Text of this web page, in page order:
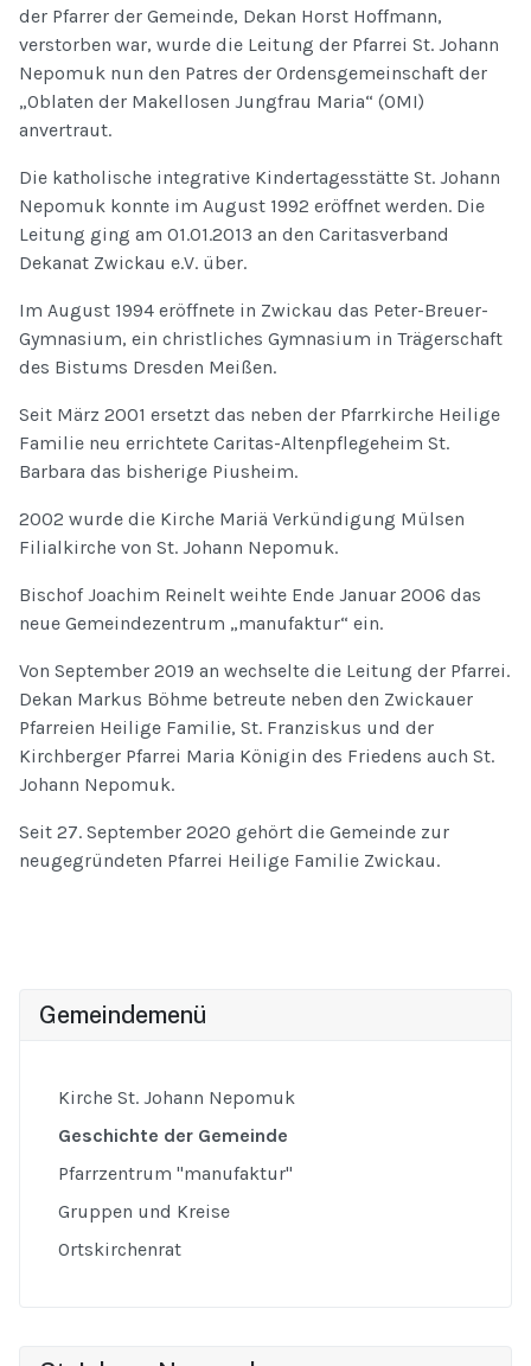
der Pfarrer der Gemeinde, Dekan Horst Hoffmann,
verstorben war, wurde die Leitung der Pfarrei St. Johann
Nepomuk nun den Patres der Ordensgemeinschaft der
„Oblaten der Makellosen Jungfrau Maria“ (OMI)
anvertraut.
Die katholische integrative Kindertagesstätte St. Johann
Nepomuk konnte im August 1992 eröffnet werden. Die
Leitung ging am 01.01.2013 an den Caritasverband
Dekanat Zwickau e.V. über.
Im August 1994 eröffnete in Zwickau das Peter-Breuer-
Gymnasium, ein christliches Gymnasium in Trägerschaft
des Bistums Dresden Meißen.
Seit März 2001 ersetzt das neben der Pfarrkirche Heilige
Familie neu errichtete Caritas-Altenpflegeheim St.
Barbara das bisherige Piusheim.
2002 wurde die Kirche Mariä Verkündigung Mülsen
Filialkirche von St. Johann Nepomuk.
Bischof Joachim Reinelt weihte Ende Januar 2006 das
neue Gemeindezentrum „manufaktur“ ein.
Von September 2019 an wechselte die Leitung der Pfarrei.
Dekan Markus Böhme betreute neben den Zwickauer
Pfarreien Heilige Familie, St. Franziskus und der
Kirchberger Pfarrei Maria Königin des Friedens auch St.
Johann Nepomuk.
Seit 27. September 2020 gehört die Gemeinde zur
neugegründeten Pfarrei Heilige Familie Zwickau.
Gemeindemenü
Kirche St. Johann Nepomuk
Geschichte der Gemeinde
Pfarrzentrum "manufaktur"
Gruppen und Kreise
Ortskirchenrat